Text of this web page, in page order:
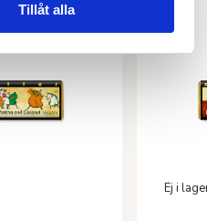
Tillåt alla